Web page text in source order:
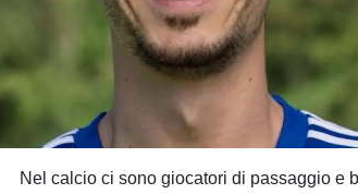
Nel calcio ci sono giocatori di passaggio e